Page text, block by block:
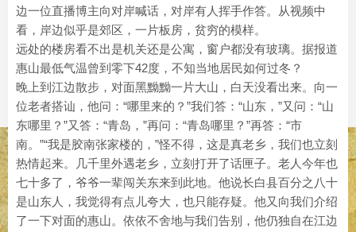
边一位直播博主向对岸喊话，对岸有人挥手作答。从视频中
看，岸边似乎是郊区，一片板房，贫穷的模样。
远处的楼房看不出是机关还是公寓，窗户都没有玻璃。据报道
惠山最低气温曾到零下42度，不知当地居民如何过冬？
晚上到江边散步，对面黑黝黝一片大山，白天没看出来。向一
位老者搭讪，他问：“哪里来的？”我们答：“山东，”又问：“山
东哪里？”又答：“青岛，”再问：“青岛哪里？”再答：“市
南。”“我是胶南张家楼的，”怪不得，这是真老乡，我们也立刻
热情起来。几千里外遇老乡，立刻打开了话匣子。老人今年也
七十多了，爷爷一辈闯关东来到此地。他说长白县百分之八十
是山东人，我觉得有点儿夸大，也只能存疑。他又向我们介绍
了一下对面的惠山。依依不舍地与我们告别，他仍独自在江边